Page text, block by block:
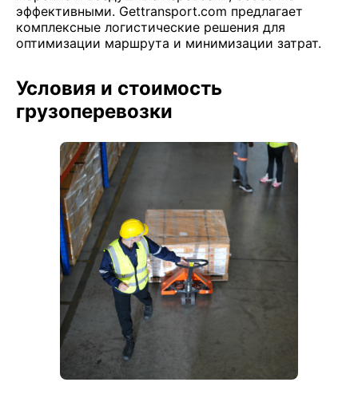
эффективными. Gettransport.com предлагает
комплексные логистические решения для
оптимизации маршрута и минимизации затрат.
Условия и стоимость
грузоперевозки